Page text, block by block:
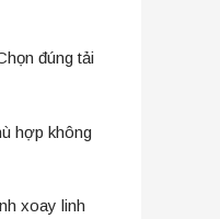
đúng tải
hợp không
xoay linh